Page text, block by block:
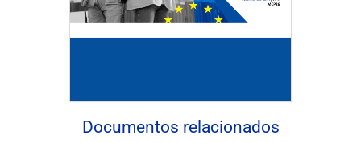
Documentos relacionados